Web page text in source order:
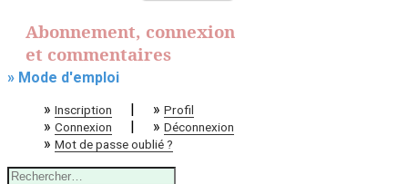
Abonnement, connexion
et commentaires
» Mode d'emploi
» Inscription | » Profil
» Connexion | » Déconnexion
» Mot de passe oublié ?
Rechercher :